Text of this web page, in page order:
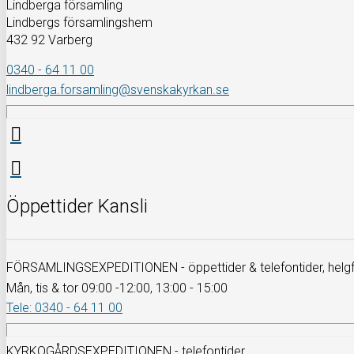
Lindberga församling
Lindbergs församlingshem
432 92 Varberg
0340 - 64 11 00
lindberga.forsamling@svenskakyrkan.se
Öppettider Kansli
FÖRSAMLINGSEXPEDITIONEN - öppettider & telefontider,
Mån, tis & tor 09:00 -12:00, 13:00 - 15:00
Tele: 0340 - 64 11 00